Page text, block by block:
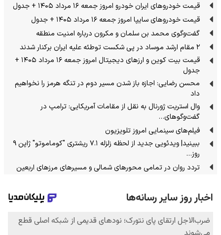
قیمت خودرو‌های ایران خودرو امروز جمعه ۱۶ مرداد ۱۴۰۵ + جدول
قیمت خودرو‌های سایپا امروز جمعه ۱۶ مرداد ۱۴۰۵ + جدول
گفت‌وگوی محمد بن سلمان و مکرون درباره امنیت منطقه
۲ مقام‌ ارشد موساد در پی شکست توطئه علیه ایران برکنار شدند
قیمت بیت کوین و ارز‌های دیجیتال امروز جمعه ۱۶ مرداد ۱۴۰۵ +
جدول
محسن رضایی: اجازه باز شدن مسیر دوم در تنگه هرمز را نخواهیم
داد
وال استریت ژورنال به نقل از مقامات آمریکایی: ترامپ در
گفت‌وگوهای…
فیلم‌های سینمایی امروز تلویزیون
ببینید| ویدئویی جدید از لحظه زلزله ۷.۱ ریشتری "کوماموتو" ژاپن ۹
روز…
تردد روان در تمامی محورهای شمالی و مسیرهای مرزهای اربعین